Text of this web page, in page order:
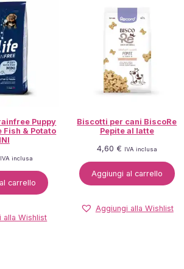
Puppy
Fish & Potato
IVA inclusa
carrello
alla Wishlist
Biscotti per cani BiscoRe
Pepite al latte
4,60 € IVA inclusa
Aggiungi al carrello
Aggiungi alla Wishlist